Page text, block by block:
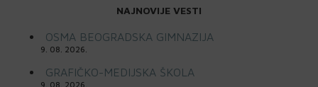
NAJNOVIJE VESTI
OSMA BEOGRADSKA GIMNAZIJA
9. 08. 2026.
GRAFIČKO-MEDIJSKA ŠKOLA
9. 08. 2026.